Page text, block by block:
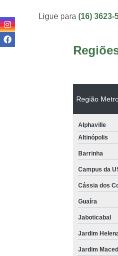
Ligue para(16) 3623-
Região
Alphaville
Altinópolis
Barrinha
Campus da
Cássia dos
Guaíra
Jaboticabal
Jardim
Jardim